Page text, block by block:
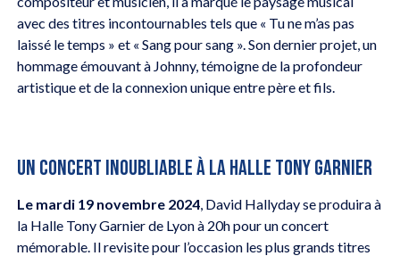
avec des titres incontournables tels que « Tu ne m’as pas
laissé le temps » et « Sang pour sang ». Son dernier projet, un
hommage émouvant à Johnny, témoigne de la profondeur
artistique et de la connexion unique entre père et fils.
UN CONCERT INOUBLIABLE À LA HALLE TONY GARNIER
Le mardi 19 novembre 2024, David Hallyday se produira à
la Halle Tony Garnier de Lyon à 20h pour un concert
mémorable. Il revisite pour l’occasion les plus grands titres